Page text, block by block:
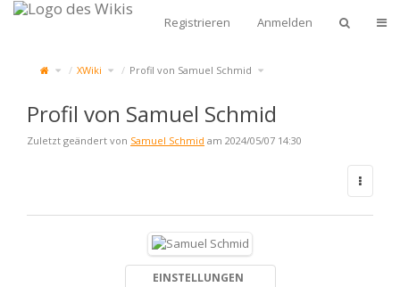
Zum
Start Registrieren Anmelden
Schalte
den
übergeordneten
Schmid
um.
XWiki Schalte
den
Verzeichnisbaum
Profil von Samuel Schmid Schalte
den
Verzeichnisbaum
Profil von Samuel Schmid
Zuletzt geändert von Samuel Schmid am 2024/05/07 14:30
EINSTELLUNGEN